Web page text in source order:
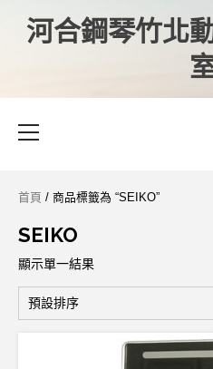
河合鋼琴竹北
首頁 / 商品標籤為 “SEIKO”
SEIKO
顯示單一結果